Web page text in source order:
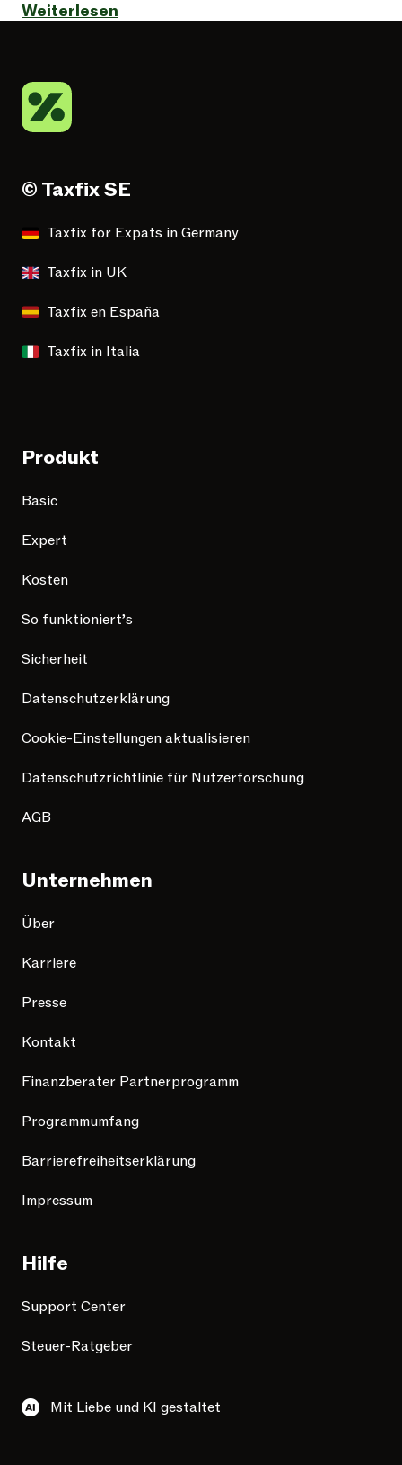
Weiterlesen
© Taxfix SE
Taxfix for Expats in Germany
Taxfix in UK
Taxfix en España
Taxfix in Italia
Produkt
Basic
Expert
Kosten
So funktioniert’s
Sicherheit
Datenschutzerklärung
Cookie-Einstellungen aktualisieren
Datenschutzrichtlinie für Nutzerforschung
AGB
Unternehmen
Über
Karriere
Presse
Kontakt
Finanzberater Partnerprogramm
Programmumfang
Barrierefreiheitserklärung
Impressum
Hilfe
Support Center
Steuer-Ratgeber
Mit Liebe und KI gestaltet